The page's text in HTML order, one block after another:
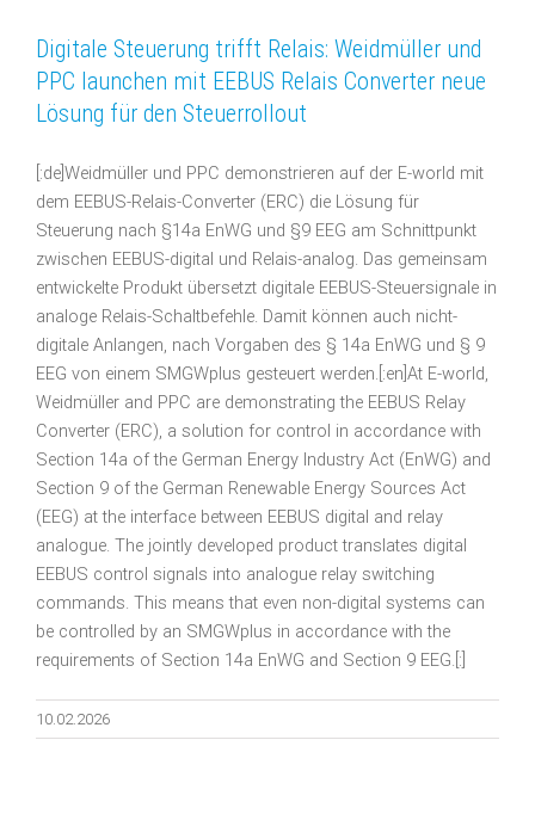
Digitale Steuerung trifft Relais: Weidmüller und
PPC launchen mit EEBUS Relais Converter neue
Lösung für den Steuerrollout
[:de]Weidmüller und PPC demonstrieren auf der E-world mit
dem EEBUS-Relais-Converter (ERC) die Lösung für
Steuerung nach §14a EnWG und §9 EEG am Schnittpunkt
zwischen EEBUS-digital und Relais-analog. Das gemeinsam
entwickelte Produkt übersetzt digitale EEBUS-Steuersignale in
analoge Relais-Schaltbefehle. Damit können auch nicht-
digitale Anlangen, nach Vorgaben des § 14a EnWG und § 9
EEG von einem SMGWplus gesteuert werden.[:en]At E-world,
Weidmüller and PPC are demonstrating the EEBUS Relay
Converter (ERC), a solution for control in accordance with
Section 14a of the German Energy Industry Act (EnWG) and
Section 9 of the German Renewable Energy Sources Act
(EEG) at the interface between EEBUS digital and relay
analogue. The jointly developed product translates digital
EEBUS control signals into analogue relay switching
commands. This means that even non-digital systems can
be controlled by an SMGWplus in accordance with the
requirements of Section 14a EnWG and Section 9 EEG.[:]
10.02.2026